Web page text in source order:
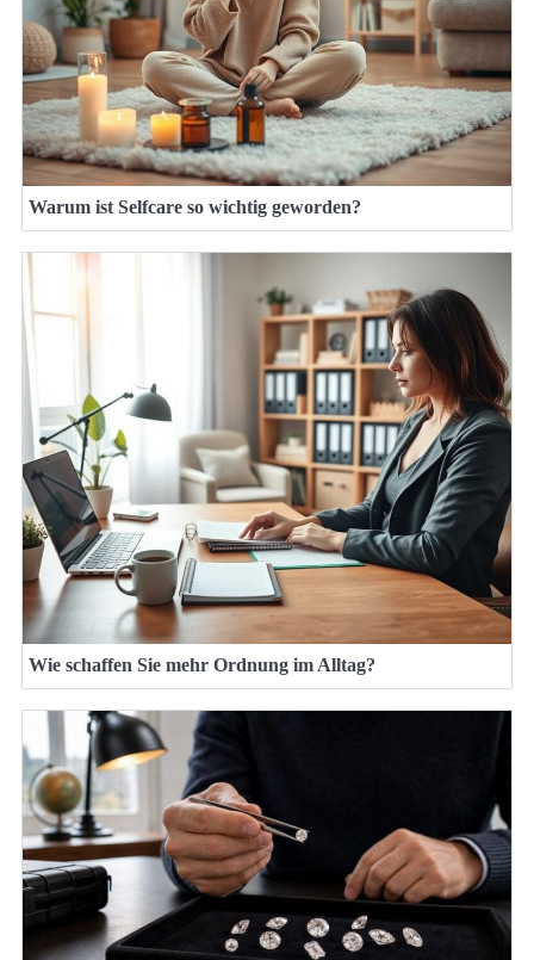
Warum ist Selfcare so wichtig geworden?
Wie schaffen Sie mehr Ordnung im Alltag?